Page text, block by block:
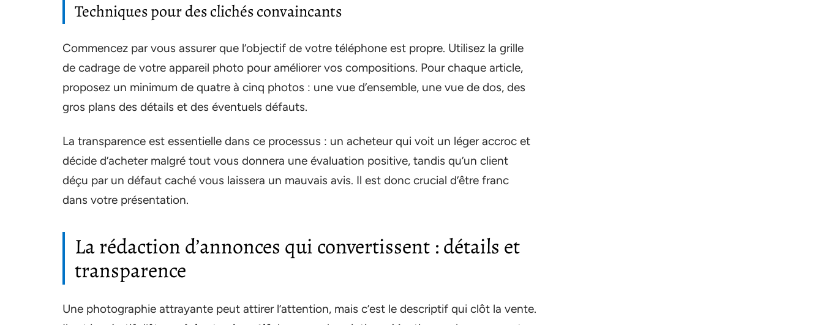
Techniques pour des clichés convaincants
Commencez par vous assurer que l’objectif de votre téléphone est propre. Utilisez la grille
de cadrage de votre appareil photo pour améliorer vos compositions. Pour chaque article,
proposez un minimum de quatre à cinq photos : une vue d’ensemble, une vue de dos, des
gros plans des détails et des éventuels défauts.
La transparence est essentielle dans ce processus : un acheteur qui voit un léger accroc et
décide d’acheter malgré tout vous donnera une évaluation positive, tandis qu’un client
déçu par un défaut caché vous laissera un mauvais avis. Il est donc crucial d’être franc
dans votre présentation.
La rédaction d’annonces qui convertissent : détails et
transparence
Une photographie attrayante peut attirer l’attention, mais c’est le descriptif qui clôt la vente.